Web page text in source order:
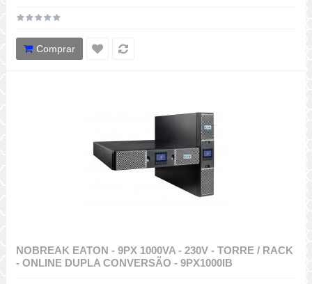
Comprar
NOBREAK EATON - 9PX 1000VA - 230V - TORRE / RACK
- ONLINE DUPLA CONVERSÃO - 9PX1000IB